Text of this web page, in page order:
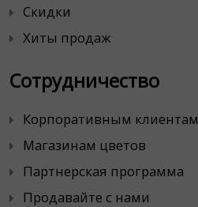
Скидки
Хиты продаж
Сотрудничество
Корпоративным клиентам
Магазинам цветов
Партнерская программа
Продавайте с нами